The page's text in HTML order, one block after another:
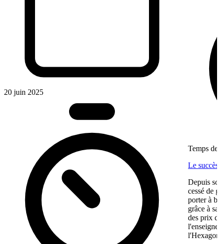
20 juin 2025
Temps de
Le succès
Depuis
cessé de
porter à
grâce à
des prix
l'enseigne